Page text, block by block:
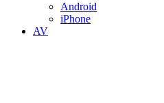
Android
iPhone
AV